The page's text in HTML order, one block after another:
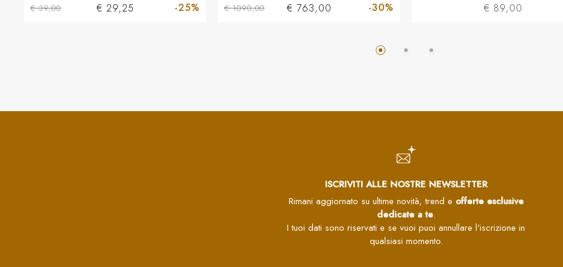
€ 39,00 € 29,25 -25% € 1090,00 € 763,00 -30% € 89,00
ISCRIVITI ALLE NOSTRE NEWSLETTER
Rimani aggiornato su ultime novità, trend e offerte esclusive
dedicate a te.
I tuoi dati sono riservati e se vuoi puoi annullare l'iscrizione in
qualsiasi momento.